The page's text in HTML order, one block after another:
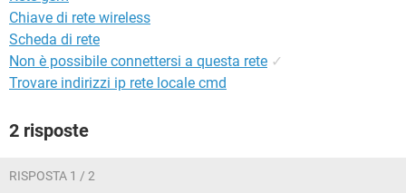
Chiave di rete wireless
Scheda di rete
Non è possibile connettersi a questa rete ✓
Trovare indirizzi ip rete locale cmd
2 risposte
RISPOSTA 1 / 2